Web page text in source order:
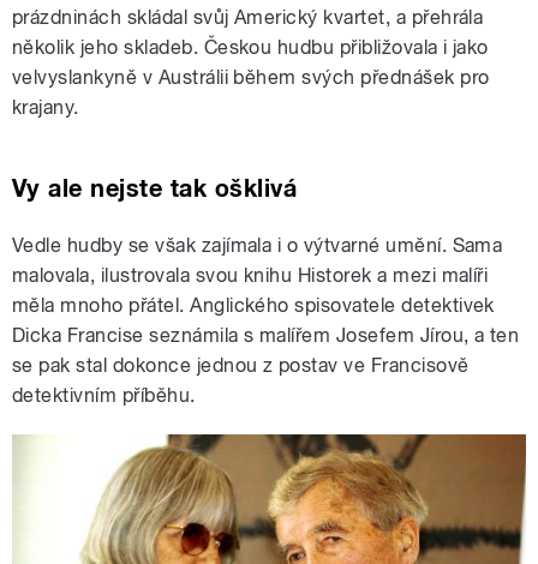
prázdninách skládal svůj Americký kvartet, a přehrála
několik jeho skladeb. Českou hudbu přibližovala i jako
velvyslankyně v Austrálii během svých přednášek pro
krajany.
Vy ale nejste tak ošklivá
Vedle hudby se však zajímala i o výtvarné umění. Sama
malovala, ilustrovala svou knihu Historek a mezi malíři
měla mnoho přátel. Anglického spisovatele detektivek
Dicka Francise seznámila s malířem Josefem Jírou, a ten
se pak stal dokonce jednou z postav ve Francisově
detektivním příběhu.